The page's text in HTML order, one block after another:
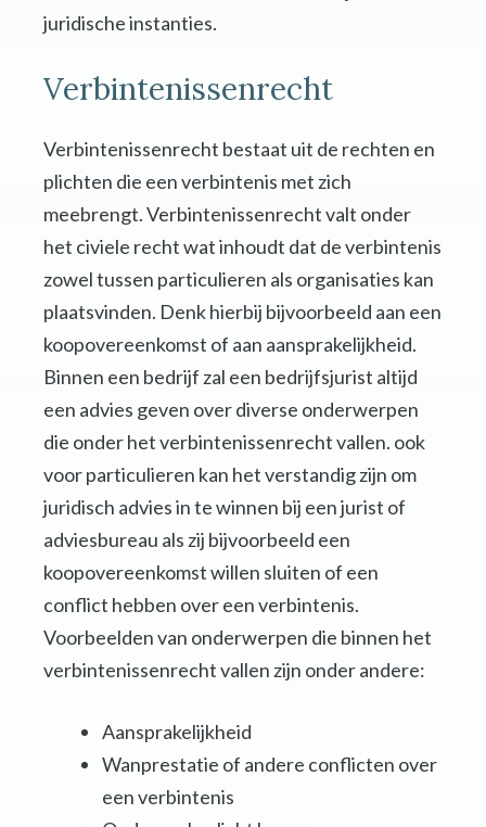
juridische instanties.
Verbintenissenrecht
Verbintenissenrecht bestaat uit de rechten en
plichten die een verbintenis met zich
meebrengt. Verbintenissenrecht valt onder
het civiele recht wat inhoudt dat de verbintenis
zowel tussen particulieren als organisaties kan
plaatsvinden. Denk hierbij bijvoorbeeld aan een
koopovereenkomst of aan aansprakelijkheid.
Binnen een bedrijf zal een bedrijfsjurist altijd
een advies geven over diverse onderwerpen
die onder het verbintenissenrecht vallen. ook
voor particulieren kan het verstandig zijn om
juridisch advies in te winnen bij een jurist of
adviesbureau als zij bijvoorbeeld een
koopovereenkomst willen sluiten of een
conflict hebben over een verbintenis.
Voorbeelden van onderwerpen die binnen het
verbintenissenrecht vallen zijn onder andere:
Aansprakelijkheid
Wanprestatie of andere conflicten over
een verbintenis